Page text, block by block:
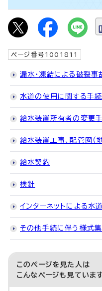
ページ番号1001811
漏水・凍結による破裂
水道の使用に関する手続
給水装置所有者の変更
給水装置工事、配管図（
給水契約
検針
インターネットによる水
その他手続に伴う様式集
このページを見た人は
こんなページも見ていま